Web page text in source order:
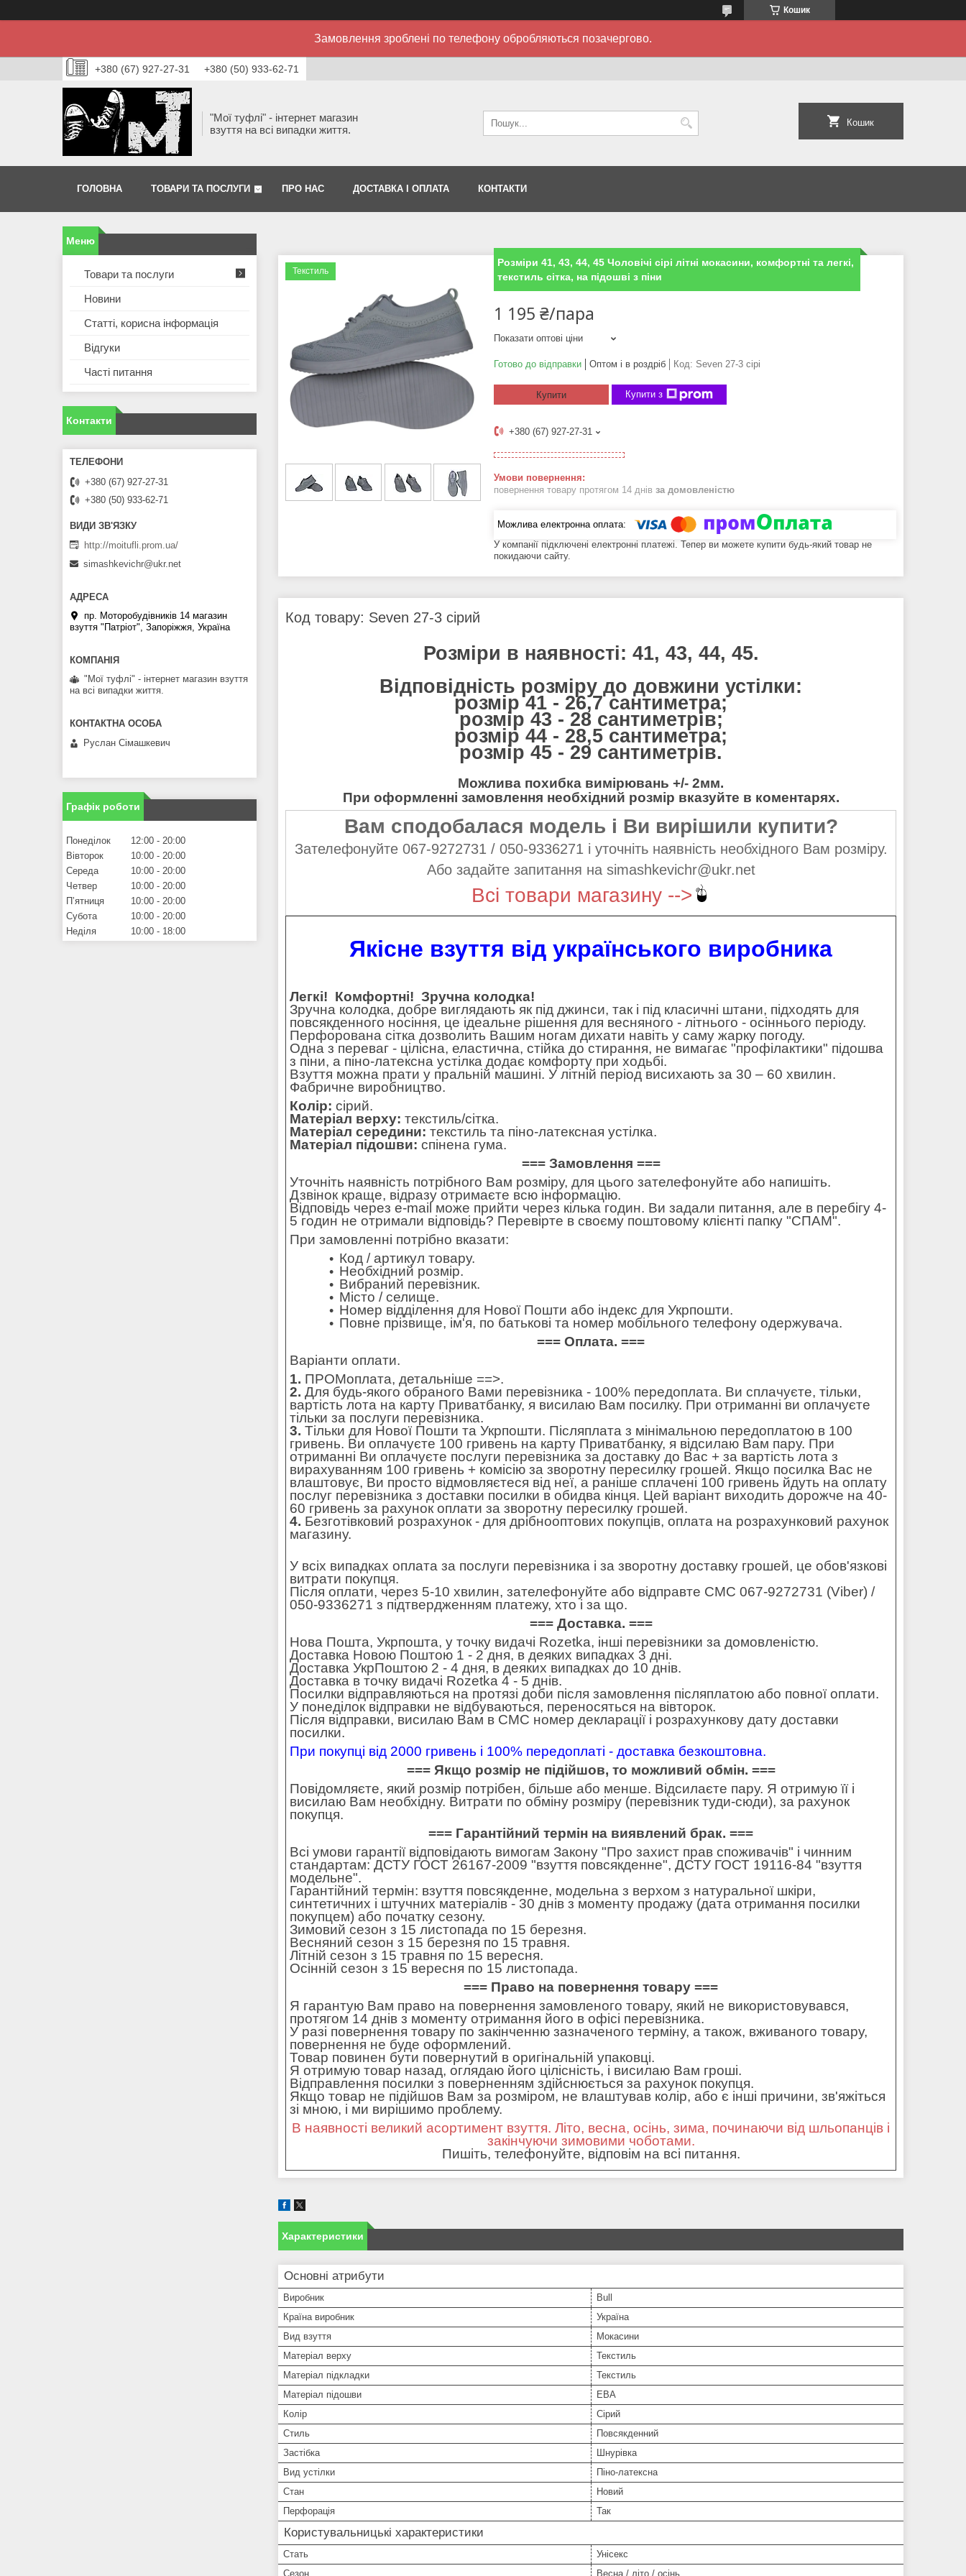
Кошик
Замовлення зроблені по телефону обробляються позачергово.
+380 (67) 927-27-31 +380 (50) 933-62-71
"Мої туфлі" - інтернет магазин
взуття на всі випадки життя.
Кошик
ГОЛОВНА ТОВАРИ ТА ПОСЛУГИ ПРО НАС ДОСТАВКА І ОПЛАТА КОНТАКТИ
Текстиль
Розміри 41, 43, 44, 45 Чоловічі сірі літні мокасини, комфортні та легкі,
текстиль сітка, на підошві з піни
1 195 ₴/пара
Показати оптові ціни
Готово до відправки Оптом і в роздріб Код: Seven 27-3 сірі
Купити Купити з
+380 (67) 927-27-31
повернення товару протягом 14 днів за домовленістю
У компанії підключені електронні платежі. Тепер ви можете купити будь-який товар не
покидаючи сайту.
Код товару: Seven 27-3 сірий
Розміри в наявності: 41, 43, 44, 45.
Відповідність розміру до довжини устілки:
розмір 41 - 26,7 сантиметра;
розмір 43 - 28 сантиметрів;
розмір 44 - 28,5 сантиметра;
розмір 45 - 29 сантиметрів.
Можлива похибка вимірювань +/- 2мм.
При оформленні замовлення необхідний розмір вказуйте в коментарях.
Вам сподобалася модель і Ви вирішили купити?
Зателефонуйте 067-9272731 / 050-9336271 і уточніть наявність необхідного Вам розміру.
Або задайте запитання на simashkevichr@ukr.net
Всі товари магазину -->
Якісне взуття від українського виробника
Легкі! Комфортні! Зручна колодка!
Зручна колодка, добре виглядають як під джинси, так і під класичні штани, підходять для
повсякденного носіння, це ідеальне рішення для весняного - літнього - осіннього періоду.
Перфорована сітка дозволить Вашим ногам дихати навіть у саму жарку погоду.
Одна з переваг - цілісна, еластична, стійка до стирання, не вимагає "профілактики" підошва
з піни, а піно-латексна устілка додає комфорту при ходьбі.
Взуття можна прати у пральній машині. У літній період висихають за 30 – 60 хвилин.
Фабричне виробництво.
Колір: сірий.
Матеріал верху: текстиль/сітка.
Матеріал середини: текстиль та піно-латексная устілка.
Матеріал підошви: спінена гума.
=== Замовлення ===
Уточніть наявність потрібного Вам розміру, для цього зателефонуйте або напишіть.
Дзвінок краще, відразу отримаєте всю інформацію.
Відповідь через e-mail може прийти через кілька годин. Ви задали питання, але в перебігу 4-
5 годин не отримали відповідь? Перевірте в своєму поштовому клієнті папку "СПАМ".
При замовленні потрібно вказати:
Код / артикул товару.
Необхідний розмір.
Вибраний перевізник.
Місто / селище.
Номер відділення для Нової Пошти або індекс для Укрпошти.
Повне прізвище, ім'я, по батькові та номер мобільного телефону одержувача.
=== Оплата. ===
Варіанти оплати.
1. ПРОМоплата, детальніше ==>.
2. Для будь-якого обраного Вами перевізника - 100% передоплата. Ви сплачуєте, тільки,
вартість лота на карту Приватбанку, я висилаю Вам посилку. При отриманні ви оплачуєте
тільки за послуги перевізника.
3. Тільки для Нової Пошти та Укрпошти. Післяплата з мінімальною передоплатою в 100
гривень. Ви оплачуєте 100 гривень на карту Приватбанку, я відсилаю Вам пару. При
отриманні Ви оплачуєте послуги перевізника за доставку до Вас + за вартість лота з
вирахуванням 100 гривень + комісію за зворотну пересилку грошей. Якщо посилка Вас не
влаштовує, Ви просто відмовляєтеся від неї, а раніше сплачені 100 гривень йдуть на оплату
послуг перевізника з доставки посилки в обидва кінця. Цей варіант виходить дорожче на 40-
60 гривень за рахунок оплати за зворотну пересилку грошей.
4. Безготівковий розрахунок - для дрібнооптових покупців, оплата на розрахунковий рахунок
магазину.
У всіх випадках оплата за послуги перевізника і за зворотну доставку грошей, це обов'язкові
витрати покупця.
Після оплати, через 5-10 хвилин, зателефонуйте або відправте СМС 067-9272731 (Viber) /
050-9336271 з підтвердженням платежу, хто і за що.
=== Доставка. ===
Нова Пошта, Укрпошта, у точку видачі Rozetka, інші перевізники за домовленістю.
Доставка Новою Поштою 1 - 2 дня, в деяких випадках 3 дні.
Доставка УкрПоштою 2 - 4 дня, в деяких випадках до 10 днів.
Доставка в точку видачі Rozetka 4 - 5 днів.
Посилки відправляються на протязі доби після замовлення післяплатою або повної оплати.
У понеділок відправки не відбуваються, переносяться на вівторок.
Після відправки, висилаю Вам в СМС номер декларації і розрахункову дату доставки
посилки.
При покупці від 2000 гривень і 100% передоплаті - доставка безкоштовна.
=== Якщо розмір не підійшов, то можливий обмін. ===
Повідомляєте, який розмір потрібен, більше або менше. Відсилаєте пару. Я отримую її і
висилаю Вам необхідну. Витрати по обміну розміру (перевізник туди-сюди), за рахунок
покупця.
=== Гарантійний термін на виявлений брак. ===
Всі умови гарантії відповідають вимогам Закону "Про захист прав споживачів" і чинним
стандартам: ДСТУ ГОСТ 26167-2009 "взуття повсякденне", ДСТУ ГОСТ 19116-84 "взуття
модельне".
Гарантійний термін: взуття повсякденне, модельна з верхом з натуральної шкіри,
синтетичних і штучних матеріалів - 30 днів з моменту продажу (дата отримання посилки
покупцем) або початку сезону.
Зимовий сезон з 15 листопада по 15 березня.
Весняний сезон з 15 березня по 15 травня.
Літній сезон з 15 травня по 15 вересня.
Осінній сезон з 15 вересня по 15 листопада.
=== Право на повернення товару ===
Я гарантую Вам право на повернення замовленого товару, який не використовувався,
протягом 14 днів з моменту отримання його в офісі перевізника.
У разі повернення товару по закінченню зазначеного терміну, а також, вживаного товару,
повернення не буде оформлений.
Товар повинен бути повернутий в оригінальній упаковці.
Я отримую товар назад, оглядаю його цілісність, і висилаю Вам гроші.
Відправлення посилки з поверненням здійснюється за рахунок покупця.
Якщо товар не підійшов Вам за розміром, не влаштував колір, або є інші причини, зв'яжіться
зі мною, і ми вирішимо проблему.
В наявності великий асортимент взуття. Літо, весна, осінь, зима, починаючи від шльопанців і
закінчуючи зимовими чоботами.
Пишіть, телефонуйте, відповім на всі питання.
Характеристики
Основні атрибути
Виробник
Bull
Країна виробник
Україна
Вид взуття
Мокасини
Матеріал верху
Текстиль
Матеріал підкладки
Текстиль
Матеріал підошви
ЕВА
Колір
Сірий
Стиль
Повсякденний
Застібка
Шнурівка
Вид устілки
Піно-латексна
Стан
Новий
Перфорація
Так
Користувальницькі характеристики
Стать
Унісекс
Сезон
Весна / літо / осінь
Товари та послуги
Новини
Статті, корисна інформація
Відгуки
Часті питання
Контакти
+380 (67) 927-27-31
+380 (50) 933-62-71
http://moitufli.prom.ua/
simashkevichr@ukr.net
пр. Моторобудівників 14 магазин
взуття "Патріот", Запоріжжя, Україна
"Мої туфлі" - інтернет магазин взуття
на всі випадки життя.
Руслан Сімашкевич
Графік роботи
Понеділок 12:00
20:00
Вівторок
10:00
20:00
Середа
10:00
20:00
Четвер
10:00
20:00
Пʼятниця
10:00
20:00
Субота
10:00
20:00
Неділя
10:00 18:00